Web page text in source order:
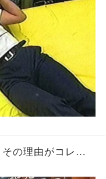
その理由がコレ…